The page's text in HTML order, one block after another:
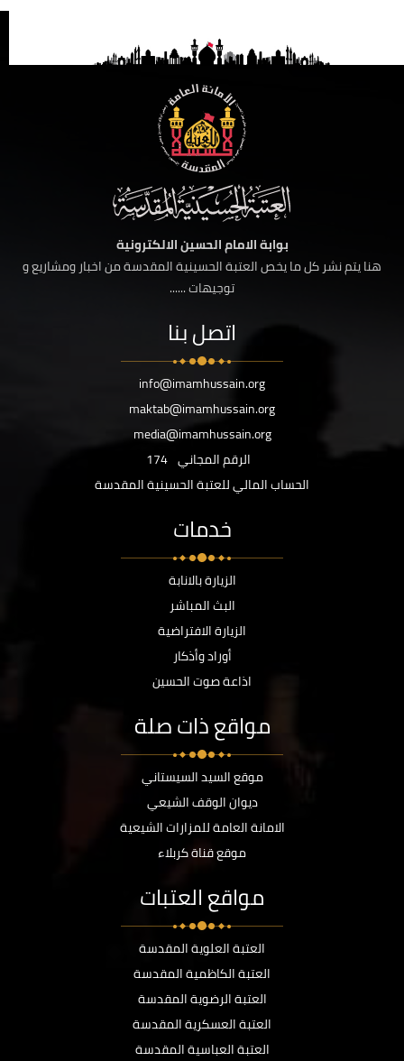
بوابة الامام الحسين الالكترونية
هنا يتم نشر كل ما يخص العتبة الحسينية المقدسة من اخبار ومشاريع و
توجيهات ......
اتصل بنا
info@imamhussain.org
maktab@imamhussain.org
media@imamhussain.org
الرقم المجاني 174
الحساب المالي للعتبة الحسينية المقدسة
خدمات
الزيارة بالانابة
البث المباشر
الزيارة الافتراضية
أوراد وأذكار
اذاعة صوت الحسين
مواقع ذات صلة
موقع السيد السيستاني
ديوان الوقف الشيعي
الامانة العامة للمزارات الشيعية
موقع قناة كربلاء
مواقع العتبات
العتبة العلوية المقدسة
العتبة الكاظمية المقدسة
العتبة الرضوية المقدسة
العتبة العسكرية المقدسة
العتبة العباسية المقدسة